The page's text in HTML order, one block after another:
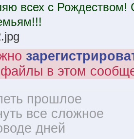
всех с
файлы в этом
прошлое
все сложное
дней